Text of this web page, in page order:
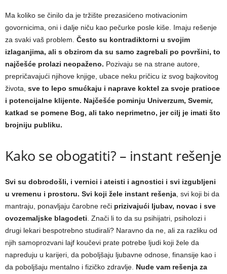
Ma koliko se činilo da je tržište prezasićeno motivacionim
govornicima, oni i dalje niču kao pečurke posle kiše. Imaju rešenje
za svaki vaš problem. Često su kontradiktorni u svojim
izlaganjima, ali s obzirom da su samo zagrebali po površini, to
najčešće prolazi neopaženo. Pozivaju se na strane autore,
prepričavajući njihove knjige, ubace neku pričicu iz svog bajkovitog
života, sve to lepo smućkaju i naprave koktel za svoje pratioce
i potencijalne klijente. Najčešće pominju Univerzum, Svemir,
katkad se pomene Bog, ali tako neprimetno, jer cilj je imati što
brojniju publiku.
Kako se obogatiti? – instant rešenje
Svi su dobrodošli, i vernici i ateisti i agnostici i svi izgubljeni
u vremenu i prostoru. Svi koji žele instant rešenja , svi koji bi da
mantraju, ponavljaju čarobne reči prizivajući ljubav, novac i sve
ovozemaljske blagodeti . Znači li to da su psihijatri, psiholozi i
drugi lekari bespotrebno studirali? Naravno da ne, ali za razliku od
njih samoprozvani lajf koučevi prate potrebe ljudi koji žele da
napreduju u karijeri, da poboljšaju ljubavne odnose, finansije kao i
da poboljšaju mentalno i fizičko zdravlje. Nude vam rešenja za